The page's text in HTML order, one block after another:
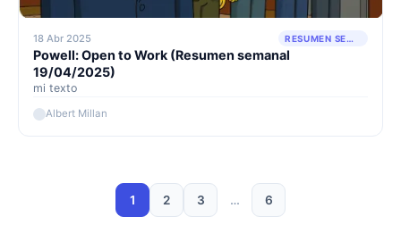
18 Abr 2025 RESUMEN SEMANAL
Powell: Open to Work (Resumen semanal
19/04/2025)
mi texto
Albert Millan
1 2 3 … 6